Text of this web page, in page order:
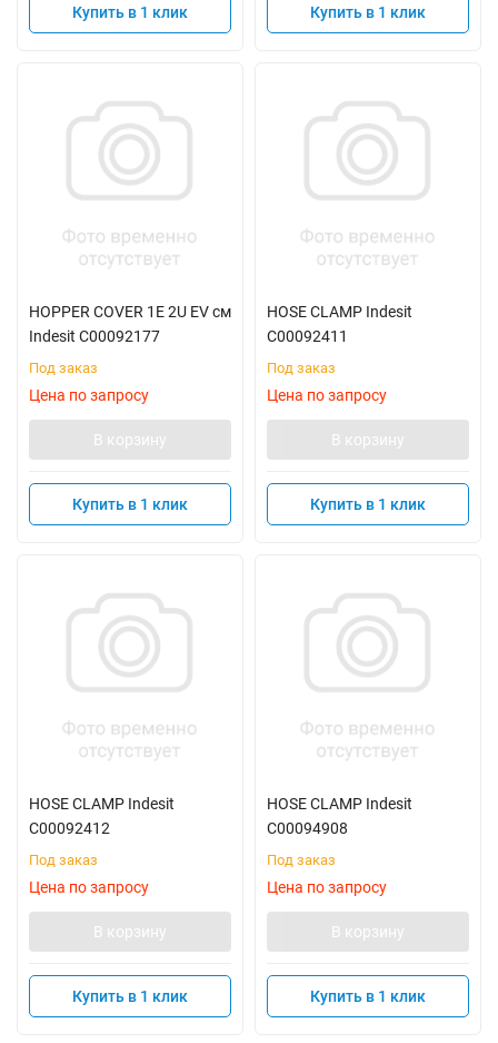
Купить в 1 клик Купить в 1 клик
HOPPER COVER 1E 2U EV см
Indesit C00092177
Под заказ
Цена по запросу
В корзину
Купить в 1 клик
HOSE CLAMP Indesit
C00092411
Под заказ
Цена по запросу
В корзину
Купить в 1 клик
HOSE CLAMP Indesit
C00092412
Под заказ
Цена по запросу
В корзину
Купить в 1 клик
HOSE CLAMP Indesit
C00094908
Под заказ
Цена по запросу
В корзину
Купить в 1 клик